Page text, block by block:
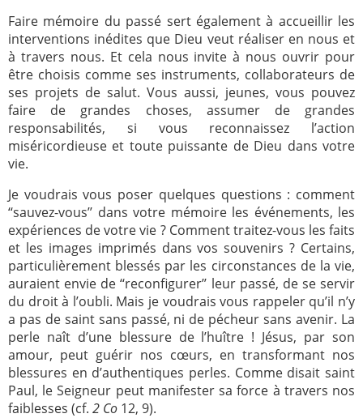
Faire mémoire du passé sert également à accueillir les
interventions inédites que Dieu veut réaliser en nous et
à travers nous. Et cela nous invite à nous ouvrir pour
être choisis comme ses instruments, collaborateurs de
ses projets de salut. Vous aussi, jeunes, vous pouvez
faire de grandes choses, assumer de grandes
responsabilités, si vous reconnaissez l’action
miséricordieuse et toute puissante de Dieu dans votre
vie.
Je voudrais vous poser quelques questions : comment
‘‘sauvez-vous’’ dans votre mémoire les événements, les
expériences de votre vie ? Comment traitez-vous les faits
et les images imprimés dans vos souvenirs ? Certains,
particulièrement blessés par les circonstances de la vie,
auraient envie de ‘‘reconfigurer’’ leur passé, de se servir
du droit à l’oubli. Mais je voudrais vous rappeler qu’il n’y
a pas de saint sans passé, ni de pécheur sans avenir. La
perle naît d’une blessure de l’huître ! Jésus, par son
amour, peut guérir nos cœurs, en transformant nos
blessures en d’authentiques perles. Comme disait saint
Paul, le Seigneur peut manifester sa force à travers nos
faiblesses (cf. 2 Co 12, 9).